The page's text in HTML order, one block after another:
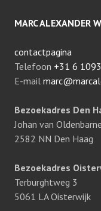
MARC ALEXANDER
contactpagina
Telefoon +31 6
E-mail
Bezoekadres Den
Johan van
2582 NN Den Haag
Bezoekadres
Terburghtweg 3
5061 LA Oisterwijk